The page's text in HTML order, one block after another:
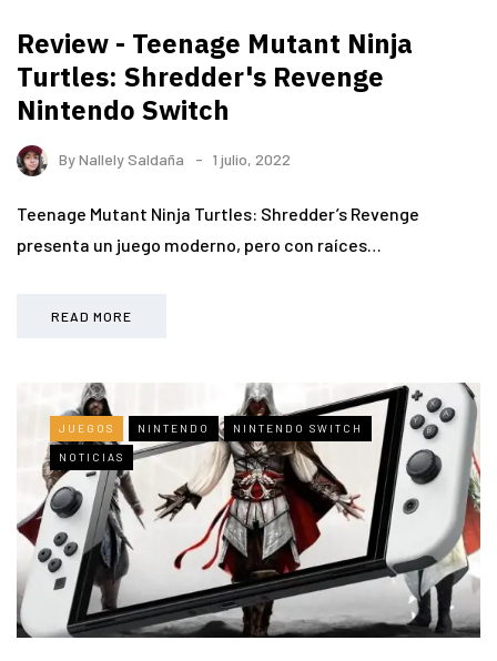
Review - Teenage Mutant Ninja
Turtles: Shredder's Revenge
Nintendo Switch
ByNallely Saldaña 1 julio, 2022
Teenage Mutant Ninja Turtles: Shredder’s Revenge
presenta un juego moderno, pero con raíces…
READ MORE
JUEGOS NINTENDO NINTENDO SWITCH
NOTICIAS